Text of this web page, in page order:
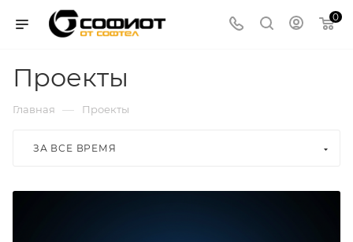
0
Проекты
Главная — Проекты
ЗА ВСЕ ВРЕМЯ